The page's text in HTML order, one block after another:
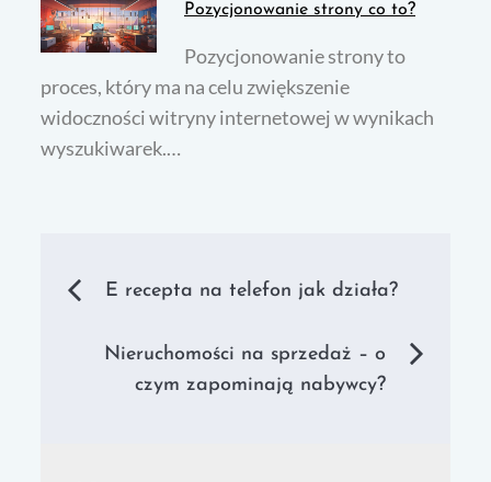
Pozycjonowanie strony co to?
Pozycjonowanie strony to
proces, który ma na celu zwiększenie
widoczności witryny internetowej w wynikach
wyszukiwarek.…
Nawigacja
wpisu
E recepta na telefon jak działa?
Nieruchomości na sprzedaż – o
czym zapominają nabywcy?